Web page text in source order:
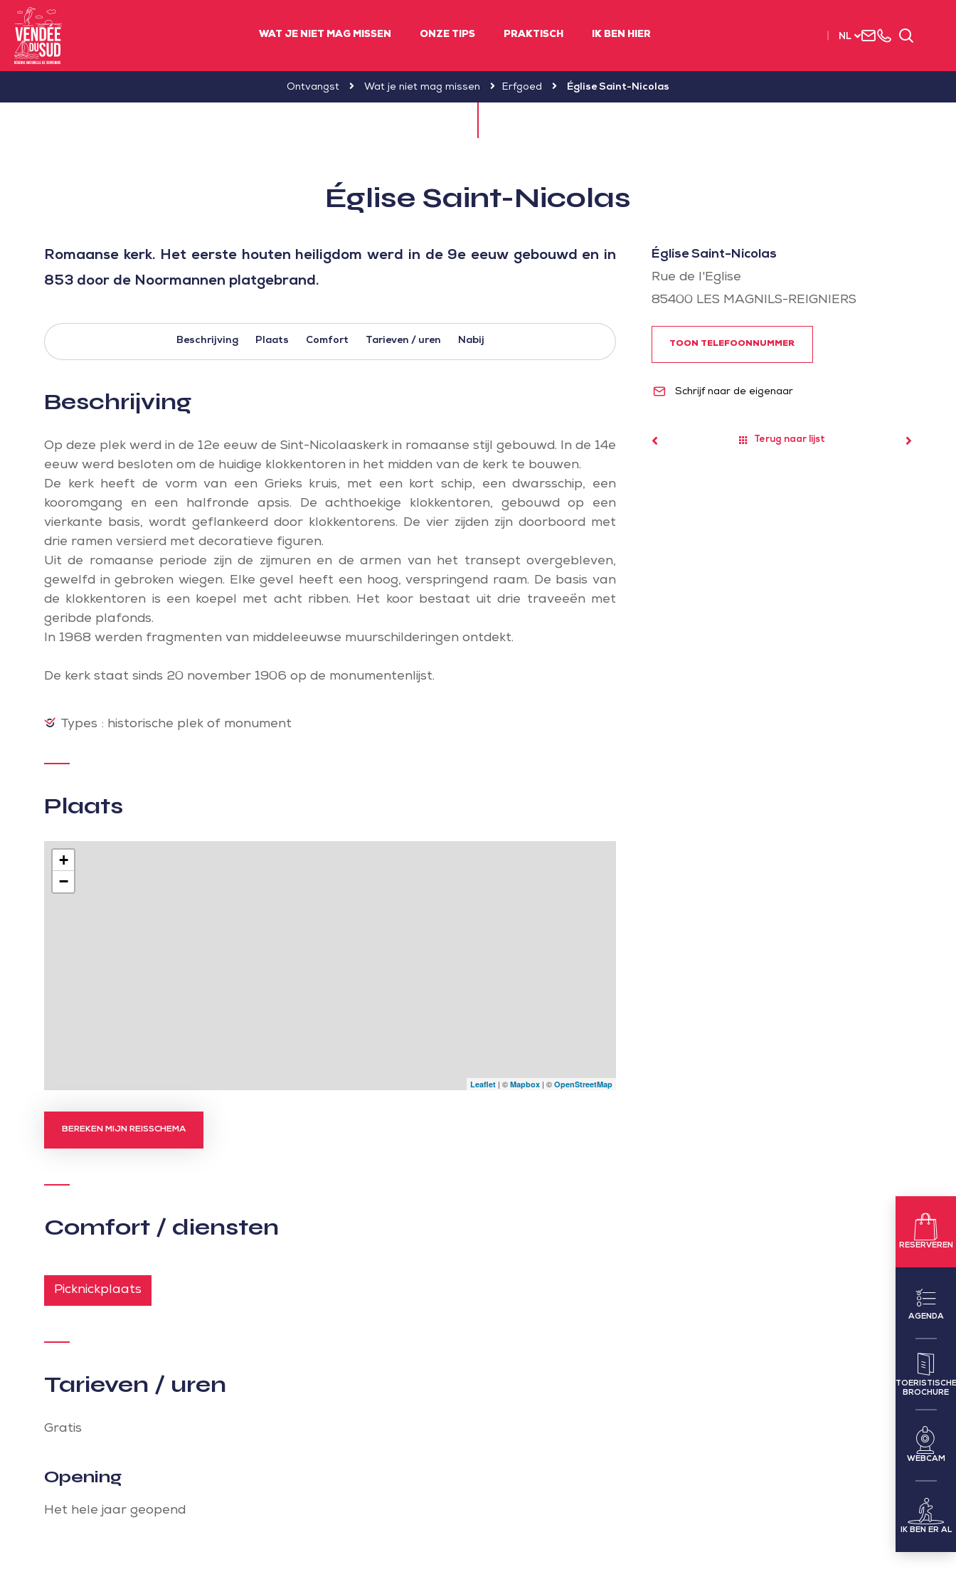
Sud
WAT JE NIET MAG MISSEN ONZE TIPS PRAKTISCH IK BEN HIER NL
Neem
003Zoeken
RESERVEREN
AGENDA
TOERISTISCHE
BROCHURE
WEBCAM
IK BEN ER AL
Ontvangst Wat je niet mag missen Erfgoed Église Saint-Nicolas
Église Saint-Nicolas
Romaanse kerk. Het eerste houten heiligdom werd in de 9e eeuw gebouwd en in
853 door de Noormannen platgebrand.
Beschrijving Plaats Comfort Tarieven / uren Nabij
Beschrijving
Op deze plek werd in de 12e eeuw de Sint-Nicolaaskerk in romaanse stijl gebouwd. In de 14e
eeuw werd besloten om de huidige klokkentoren in het midden van de kerk te bouwen.
De kerk heeft de vorm van een Grieks kruis, met een kort schip, een dwarsschip, een
kooromgang en een halfronde apsis. De achthoekige klokkentoren, gebouwd op een
vierkante basis, wordt geflankeerd door klokkentorens. De vier zijden zijn doorboord met
drie ramen versierd met decoratieve figuren.
Uit de romaanse periode zijn de zijmuren en de armen van het transept overgebleven,
gewelfd in gebroken wiegen. Elke gevel heeft een hoog, verspringend raam. De basis van
de klokkentoren is een koepel met acht ribben. Het koor bestaat uit drie traveeën met
geribde plafonds.
In 1968 werden fragmenten van middeleeuwse muurschilderingen ontdekt.
De kerk staat sinds 20 november 1906 op de monumentenlijst.
Types : historische plek of monument
Plaats
+
−
Leaflet | © Mapbox | © OpenStreetMap
BEREKEN MIJN REISSCHEMA
Comfort / diensten
Picknickplaats
Tarieven / uren
Gratis
Opening
Het hele jaar geopend
Église Saint-Nicolas
Rue de l'Eglise
85400 LES MAGNILS-REIGNIERS
TOON TELEFOONNUMMER
Schrijf naar de eigenaar
Terug naar lijst